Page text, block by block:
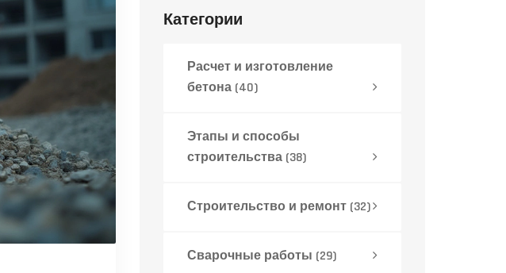
Категории
Расчет и изготовление
бетона (40)
Этапы и способы
строительства (38)
Строительство и ремонт (32)
Сварочные работы (29)